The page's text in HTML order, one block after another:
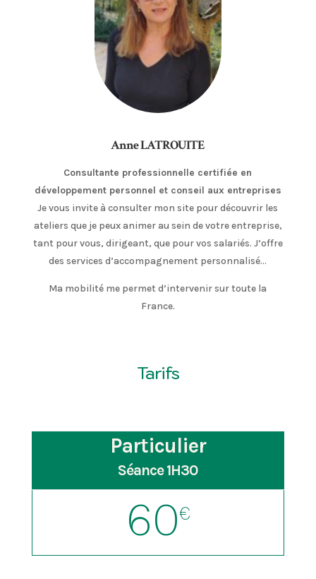
Anne LATROUITE
Consultante professionnelle certifiée en
développement personnel et conseil aux entreprises
Je vous invite à consulter mon site pour découvrir les
ateliers que je peux animer au sein de votre entreprise,
tant pour vous, dirigeant, que pour vos salariés. J’offre
des services d’accompagnement personnalisé…
Ma mobilité me permet d’intervenir sur toute la
France.
Tarifs
Particulier
Séance 1H30
60€